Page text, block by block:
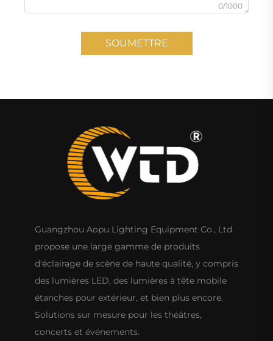
0/1000
SOUMETTRE
Guangzhou Aopu Lighting Equipment Co., Ltd.
propose une large gamme de produits
d'éclairage de scène de haute qualité, y compris
des lumières LED, des lumières à tête mobile
étanches pour extérieur, et bien plus encore.
Solutions sur mesure pour les théâtres,
concerts et événements.